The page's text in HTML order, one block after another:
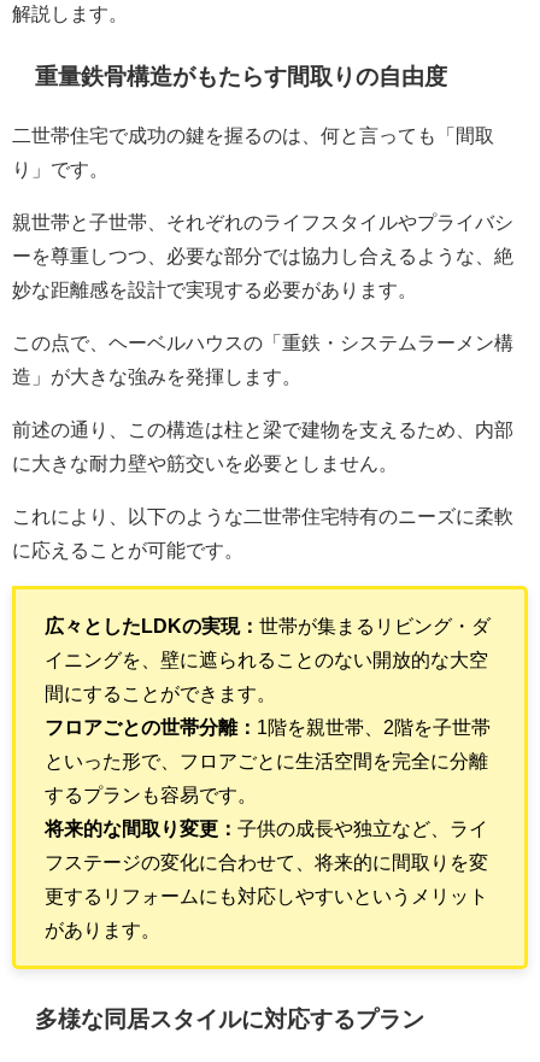
解説します。
重量鉄骨構造がもたらす間取りの自由度
二世帯住宅で成功の鍵を握るのは、何と言っても「間取
り」です。
親世帯と子世帯、それぞれのライフスタイルやプライバシ
ーを尊重しつつ、必要な部分では協力し合えるような、絶
妙な距離感を設計で実現する必要があります。
この点で、ヘーベルハウスの「重鉄・システムラーメン構
造」が大きな強みを発揮します。
前述の通り、この構造は柱と梁で建物を支えるため、内部
に大きな耐力壁や筋交いを必要としません。
これにより、以下のような二世帯住宅特有のニーズに柔軟
に応えることが可能です。
広々としたLDKの実現： 世帯が集まるリビング・ダ
イニングを、壁に遮られることのない開放的な大空
間にすることができます。
フロアごとの世帯分離： 1階を親世帯、2階を子世帯
といった形で、フロアごとに生活空間を完全に分離
するプランも容易です。
将来的な間取り変更： 子供の成長や独立など、ライ
フステージの変化に合わせて、将来的に間取りを変
更するリフォームにも対応しやすいというメリット
があります。
多様な同居スタイルに対応するプラン